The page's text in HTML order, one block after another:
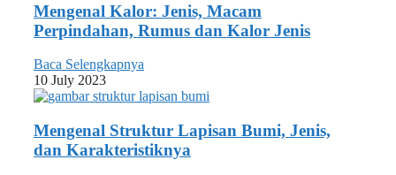
Mengenal Kalor: Jenis, Macam
Perpindahan, Rumus dan Kalor Jenis
Baca Selengkapnya
10 July 2023
Mengenal Struktur Lapisan Bumi, Jenis,
dan Karakteristiknya